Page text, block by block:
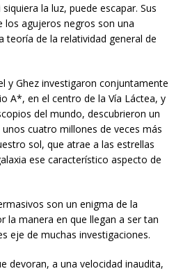
la luz, puede escapar. Sus
los agujeros negros son una
teoría de la relatividad general de
y Ghez investigaron conjuntamente
A*, en el centro de la Vía Láctea, y
del mundo, descubrieron un
cuatro millones de veces más
sol, que atrae a las estrellas
ese característico aspecto de
son un enigma de la
la manera en que llegan a ser tan
eje de muchas investigaciones.
devoran, a una velocidad inaudita,